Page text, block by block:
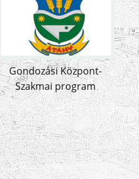
Gondozási Központ-
Szakmai program